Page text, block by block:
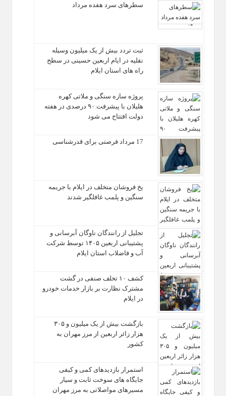
سطرهای سرد هفده مرداد
ثبت تردد بیش از یک میلیون وسیله
نقلیه در ایام اربعین حسینی در سطح
راه‌ های استان ایلام
پروژه سازه سنگی و ملاتی کهره
هلیلان با پیشرفت ۹۰ درصدی در هفته
دولت افتتاح می شود
17 مرداد فرصتی برای قدرشناسی
یخ‌ فروشان متخلف در ایلام با جریمه
سنگین و پلمب غافلگیر شدند
تجلیل از رانندگان ناوگان آبرسانی و
پشتیبانی اربعین ۱۴۰۵ توسط شرکت
آب و فاضلاب استان ایلام
کشف ۱۰ تخلف صنفی در گشت
مشترک نظارت بر بازار خدمات خودرو
در ایلام
بازگشت بیش از یک میلیون و ۳۰۵
هزار زائر اربعین از مرز مهران به
کشور
استمرار بازدیدهای کمی و کیفی
جایگاه‌ های سوخت ثابت و سیار
مسیرهای مواصلاتی به مرز مهران